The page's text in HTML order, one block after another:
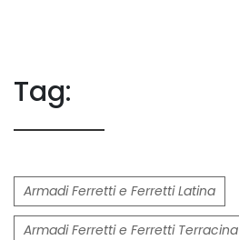
Tag:
Armadi Ferretti e Ferretti Latina
Armadi Ferretti e Ferretti Terracina